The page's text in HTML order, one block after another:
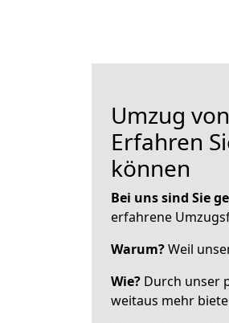
Umzug
Erfahren
können
Bei uns sind Sie
erfahrene
Warum?Weil
Wie? Durch unser
weitaus mehr